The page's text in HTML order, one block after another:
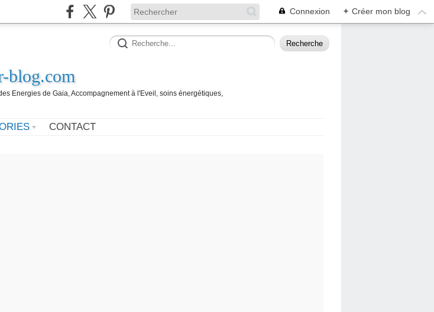
Connexion + Créer mon blog
blog.com
Energies de Gaia, Accompagnement à l'Eveil, soins énergétiques,
CONTACT